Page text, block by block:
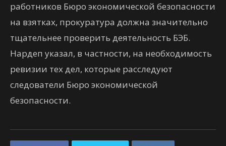
работников Бюро экономической безопасности
на взятках, прокуратура должна значительно
тщательнее проверить деятельность БЭБ.
Нардеп указал, в частности, на необходимость
ревизии тех дел, которые расследуют
следователи Бюро экономической
безопасности.